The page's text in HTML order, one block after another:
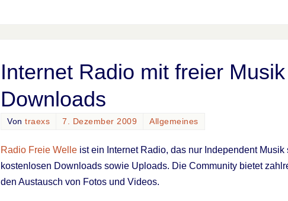
Internet Radio mit freier
Downloads
Von traexs 7. Dezember 2009 Allgemeines
Radio Freie Welle ist ein Internet Radio, das nur Independent
kostenlosen Downloads sowie Uploads. Die Community bietet
den Austausch von Fotos und Videos.